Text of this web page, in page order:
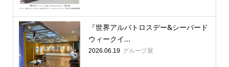
『世界アルバトロスデー&シーバード
ウィークイ...
2026.06.19 グループ展